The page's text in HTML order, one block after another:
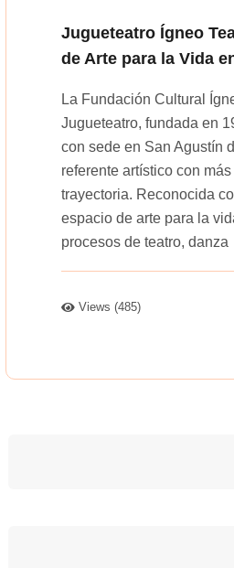
Jugueteatro Ígneo
de Arte para la Vida
La Fundación Cultural
Jugueteatro, fundada en
con sede en San Agustín
referente artístico con
trayectoria. Reconocida
espacio de arte para la
procesos de teatro, danza
Views (485)